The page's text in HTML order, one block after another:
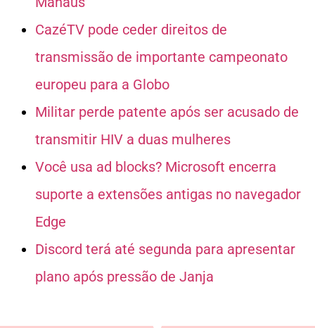
CazéTV pode ceder direitos de
transmissão de importante campeonato
europeu para a Globo
Militar perde patente após ser acusado de
transmitir HIV a duas mulheres
Você usa ad blocks? Microsoft encerra
suporte a extensões antigas no navegador
Edge
Discord terá até segunda para apresentar
plano após pressão de Janja